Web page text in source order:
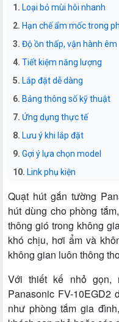
Loại bỏ mùi hôi nhanh
Hạn chế ẩm mốc trong
Độ ồn thấp, vận hành êm
Tiết kiệm năng lượng
Lắp đặt dễ dàng
Bảng thông số kỹ thuật
Ứng dụng thực tế
Lưu ý khi lắp đặt
Gợi ý lựa chọn model
Link phụ kiện
Quạt hút gắn tường
hút dùng cho phòng
thông gió trong không
khó chịu, hơi ẩm và
không gian luôn thông
Với thiết kế nhỏ gọn,
Panasonic FV-10EGD2
như phòng tắm gia